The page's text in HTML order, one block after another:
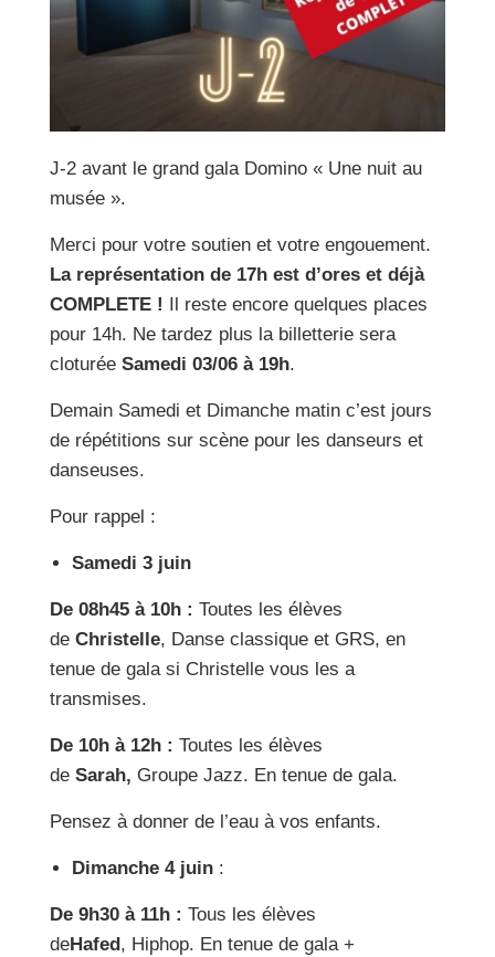
J-2 avant le grand gala Domino « Une nuit au
musée ».
Merci pour votre soutien et votre engouement.
La représentation de 17h est d’ores et déjà
COMPLETE !
Il reste encore quelques places
pour 14h. Ne tardez plus la billetterie sera
cloturée Samedi 03/06 à 19h.
Demain Samedi et Dimanche matin c’est jours
de répétitions sur scène pour les danseurs et
danseuses.
Pour rappel :
Samedi 3 juin
De 08h45 à 10h : Toutes les élèves
de Christelle, Danse classique et GRS, en
tenue de gala si Christelle vous les a
transmises.
De 10h à 12h : Toutes les élèves
de Sarah, Groupe Jazz. En tenue de gala.
Pensez à donner de l’eau à vos enfants.
Dimanche 4 juin :
De 9h30 à 11h : Tous les élèves
deHafed , Hiphop. En tenue de gala +